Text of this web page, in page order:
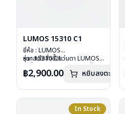
LUMOS 15310 C1
ยี่ห้อ : LUMOS
รุ่น : 15310 C1
เลนส์ : Demo Lens
น้ำหนัก : 16 กรัม
อุปกรณ์ : กล่องแว่น , ผ้าเช็ดแว่น
หากสนใจสั่งชื้อแว่นตา LUMOS
ลงไว้กรุณาติดต่อเราคลิก
฿2,900.00 หยิบลงตะกร้า
In Stock